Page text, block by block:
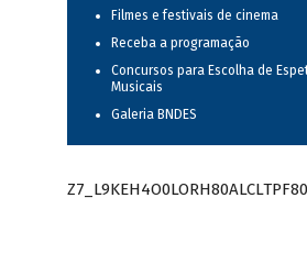
Filmes e festivais de cinema
Receba a programação
Concursos para Escolha de
Musicais
Galeria BNDES